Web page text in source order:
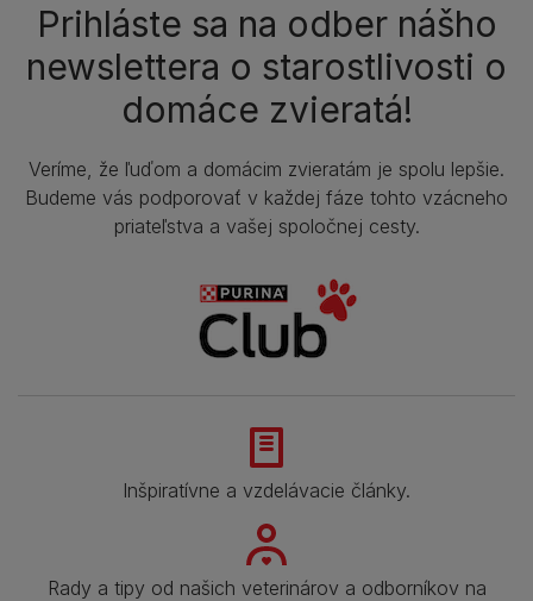
Prihláste sa na odber nášho
newslettera o starostlivosti o
domáce zvieratá!
Veríme, že ľuďom a domácim zvieratám je spolu lepšie.
Budeme vás podporovať v každej fáze tohto vzácneho
priateľstva a vašej spoločnej cesty.
Inšpiratívne a vzdelávacie články.
Rady a tipy od našich veterinárov a odborníkov na